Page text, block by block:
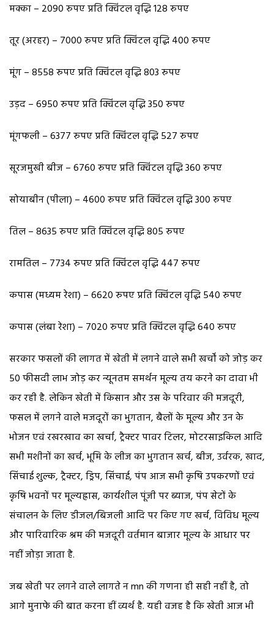
मक्का – 2090 रुपए प्रति क्विंटल वृद्धि 128 रुपए
तूर (अरहर) – 7000 रुपए प्रति क्विंटल वृद्धि 400 रुपए
मूंग – 8558 रुपए प्रति क्विंटल वृद्धि 803 रुपए
उड़द – 6950 रुपए प्रति क्विंटल वृद्धि 350 रुपए
मूंगफली – 6377 रुपए प्रति क्विंटल वृद्धि 527 रुपए
सूरजमुखी बीज – 6760 रुपए प्रति क्विंटल वृद्धि 360 रुपए
सोयाबीन (पीला) – 4600 रुपए प्रति क्विंटल वृद्धि 300 रुपए
तिल – 8635 रुपए प्रति क्विंटल वृद्धि 805 रुपए
रामतिल – 7734 रुपए प्रति क्विंटल वृद्धि 447 रुपए
कपास (मध्यम रेशा) – 6620 रुपए प्रति क्विंटल वृद्धि 540 रुपए
कपास (लंबा रेशा)‌ – 7020 रुपए प्रति क्विंटल वृद्धि 640 रुपए
सरकार फसलों की लागत में खेती में लगने वाले सभी खर्चों को जोड़ कर
50 फीसदी लाभ जोड़ कर न्यूनतम समर्थन मूल्य तय करने का दावा भी
कर रही है. लेकिन खेती में किसान और उस के परिवार की मजदूरी,
फसल में लगने वाले मजदूरों का भुगतान, बैलों के मूल्य और उन के
भोजन एवं रखरखाव का खर्चा, ट्रैक्टर पावर टिलर, मोटरसाइकिल आदि
सभी मशीनों का खर्च, भूमि के लीज का भुगतान खर्च, बीज, उर्वरक, खाद,
सिंचाई शुल्क, ट्रैक्टर, ड्रिप, सिंचाई, पंप आज सभी कृषि उपकरणों एवं
कृषि भवनों पर मूल्यह्रास, कार्यशील पूंजी पर ब्याज, पंप सेटों के
संचालन के लिए डीजल/बिजली आदि पर किए गए खर्च, विविध मूल्य
और पारिवारिक श्रम की मजदूरी वर्तमान बाजार मूल्य के आधार पर
नहीं जोड़ा जाता है.
जब खेती पर लगने वाले लागते न mn की गणना ही सही नहीं है, तो
आगे मुनाफे की बात करना हीं व्यर्थ है. यही वजह है कि खेती आज भी